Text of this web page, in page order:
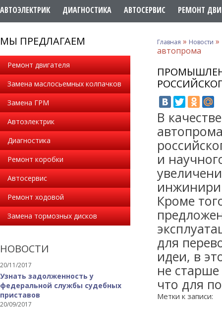
АВТОЭЛЕКТРИК ДИАГНОСТИКА АВТОСЕРВИС РЕМОНТ
МЫ ПРЕДЛАГАЕМ
Ремонт двигателя
Замена маслосьемных колпачков
Замена ГРМ
Автоэлектрик
Диагностика
Ремонт коробки
Автосервис
Ремонт ходовой
Замена тормозных дисков
НОВОСТИ
20/11/2017
Узнать задолженность у
федеральной службы судебных
приставов
20/09/2017
Главная » Новости »
автопрома
В
и
Кроме
для
идеи, в
не
что для
Метки к записи: